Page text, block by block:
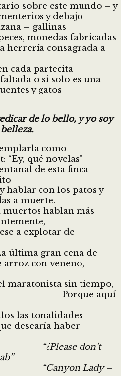
sobre este mundo – y
y debajo
– gallinas
monedas fabricadas
herrería consagrada a
cada partecita
o si solo es una
y gatos
de lo bello, y yo soy
como
“Ey, qué novelas”
de esta finca
y hablar con los patos y
a muerte.
muertos hablan más
a explotar de
cena de
arroz con veneno,
sin tiempo,
Porque aquí
las tonalidades
desearía haber
“¿Please don’t
“Canyon Lady –